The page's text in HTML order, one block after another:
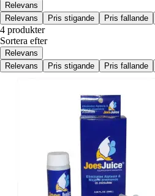
Relevans
Relevans
Pris stigande Pris fallande
4 produkter
Sortera efter
Relevans
Relevans
Pris stigande Pris fallande